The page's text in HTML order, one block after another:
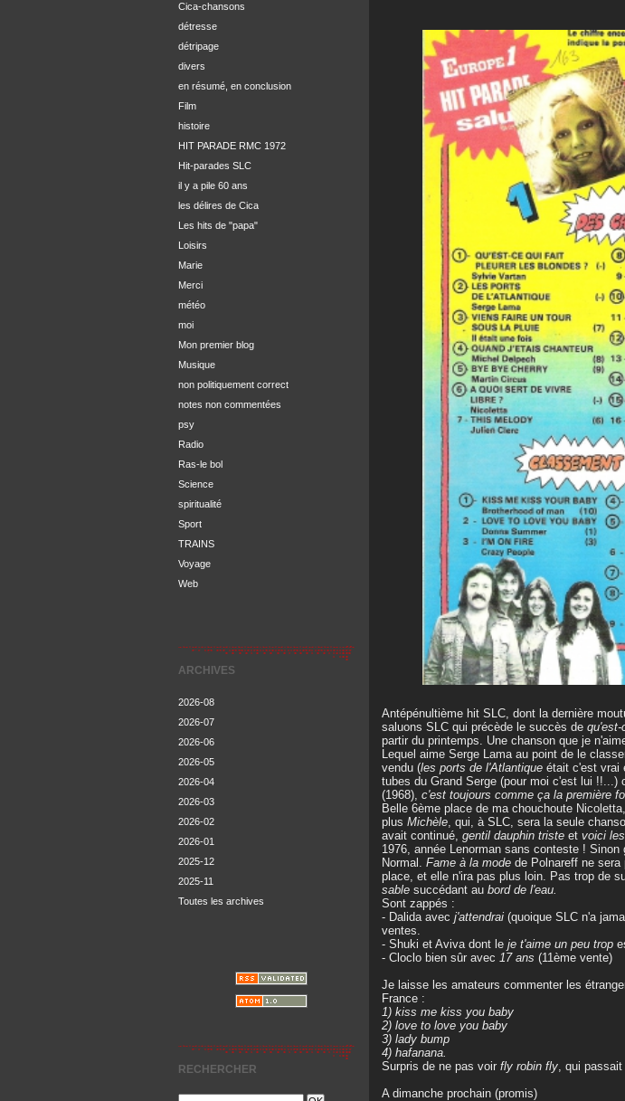
Cica-chansons
détresse
détripage
divers
en résumé, en conclusion
Film
histoire
HIT PARADE RMC 1972
Hit-parades SLC
il y a pile 60 ans
les délires de Cica
Les hits de "papa"
Loisirs
Marie
Merci
météo
moi
Mon premier blog
Musique
non politiquement correct
notes non commentées
psy
Radio
Ras-le bol
Science
spiritualité
Sport
TRAINS
Voyage
Web
ARCHIVES
2026-08
2026-07
2026-06
2026-05
2026-04
2026-03
2026-02
2026-01
2025-12
2025-11
Toutes les archives
RECHERCHER
Antépénultième hit SLC, dont la dernière
saluons SLC qui précède le succès de qu'est-
partir du printemps. Une chanson que je
Lequel aime Serge Lama au point de le
vendu (les ports de l'Atlantique était c'est vrai
tubes du Grand Serge (pour moi c'est lui !!...)
(1968), c'est toujours comme ça la première
Belle 6ème place de ma chouchoute
plus Michèle , qui, à SLC, sera la seule
avait continué, gentil dauphin triste et voici
1976, année Lenorman sans conteste !
Normal. Fame à la mode de Polnareff ne
place, et elle n'ira pas plus loin. Pas trop de
sable succédant au bord de l'eau.
Sont zappés :
- Dalida avec j'attendrai (quoique SLC n'a
ventes.
- Shuki et Aviva dont le je t'aime un peu trop
- Cloclo bien sûr avec 17 ans (11ème vente)
Je laisse les amateurs commenter les
France :
1) kiss me kiss you baby
2) love to love you baby
3) lady bump
4) hafanana.
Surpris de ne pas voir fly robin fly , qui
A dimanche prochain (promis)